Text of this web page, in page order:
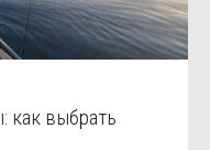
как выбрать